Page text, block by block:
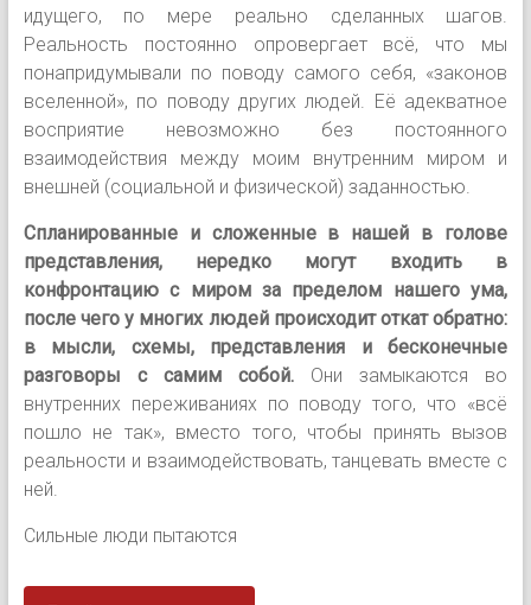
идущего, по мере реально сделанных шагов.
Реальность постоянно опровергает всё, что мы
понапридумывали по поводу самого себя, «законов
вселенной», по поводу других людей. Её адекватное
восприятие невозможно без постоянного
взаимодействия между моим внутренним миром и
внешней (социальной и физической) заданностью.
Спланированные и сложенные в нашей в голове
представления, нередко могут входить в
конфронтацию с миром за пределом нашего ума,
после чего у многих людей происходит откат обратно:
в мысли, схемы, представления и бесконечные
разговоры с самим собой.Они замыкаются во
внутренних переживаниях по поводу того, что «всё
пошло не так», вместо того, чтобы принять вызов
реальности и взаимодействовать, танцевать вместе с
ней.
Сильные люди пытаются